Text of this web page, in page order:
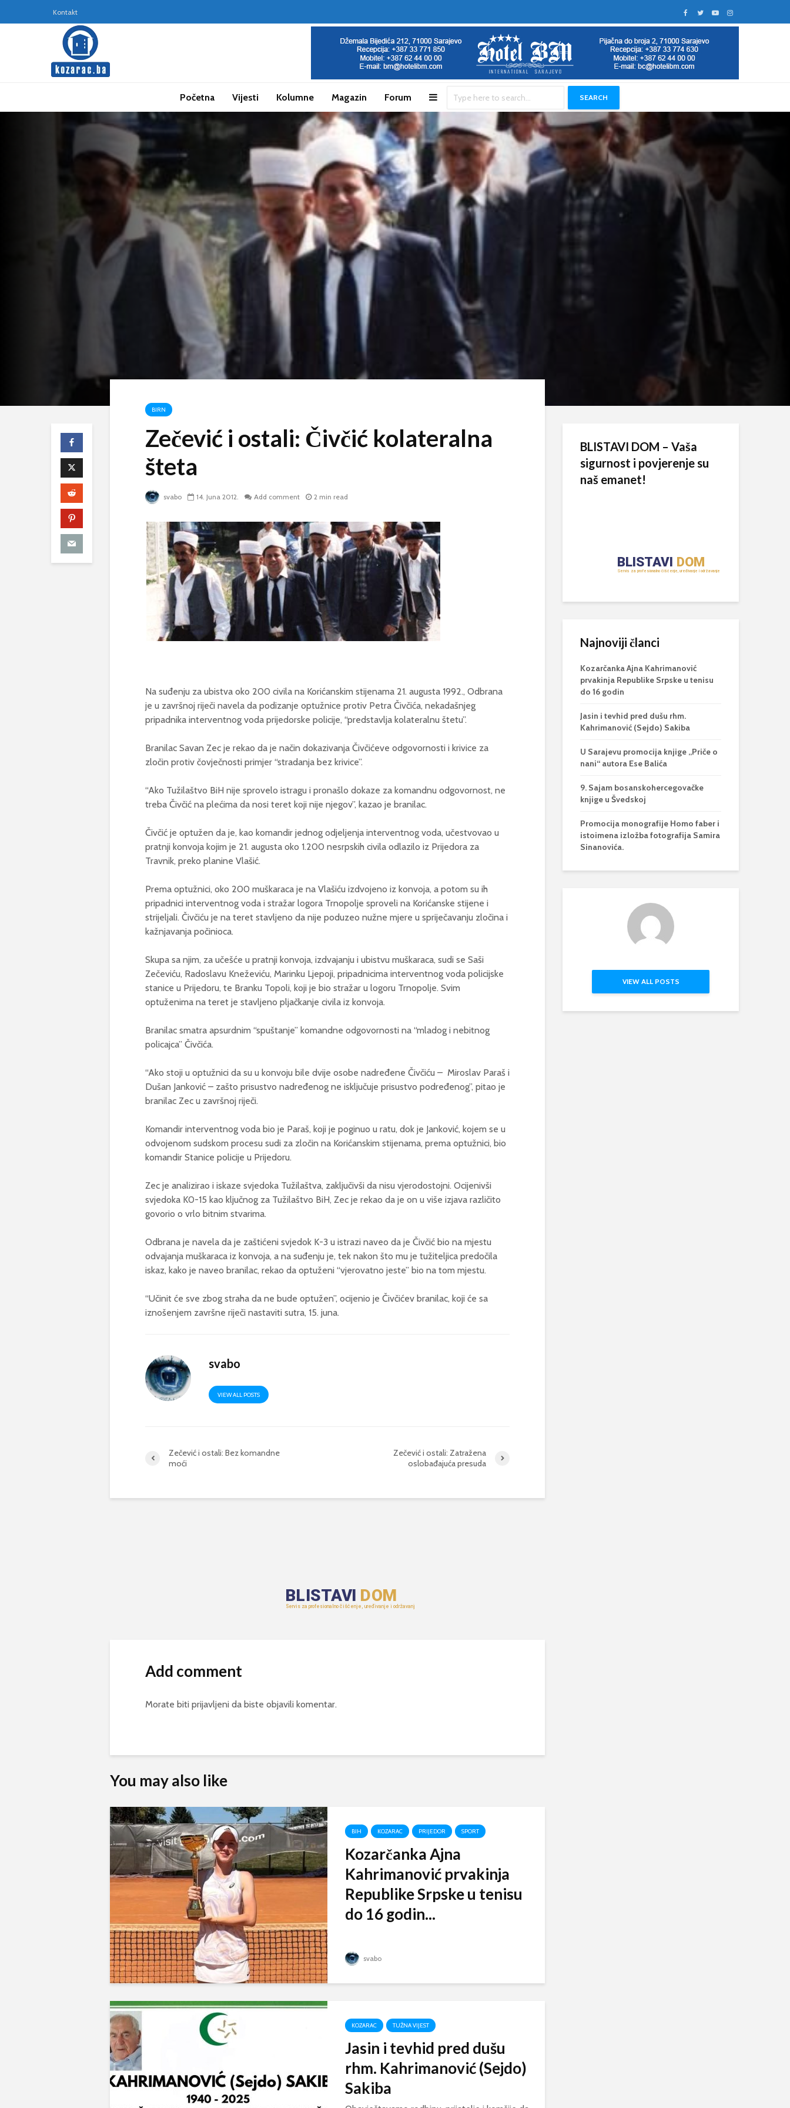
Kontakt
Početna Vijesti Kolumne Magazin Forum SEARCH
BIRN
Zečević i ostali: Čivčić kolateralna
šteta
svabo 14. Juna 2012. Add comment 2 min read
Na suđenju za ubistva oko 200 civila na Korićanskim stijenama 21. augusta 1992., Odbrana
je u završnoj riječi navela da podizanje optužnice protiv Petra Čivčića, nekadašnjeg
pripadnika interventnog voda prijedorske policije, “predstavlja kolateralnu štetu”.
Branilac Savan Zec je rekao da je način dokazivanja Čivčićeve odgovornosti i krivice za
zločin protiv čovječnosti primjer “stradanja bez krivice”.
“Ako Tužilaštvo BiH nije sprovelo istragu i pronašlo dokaze za komandnu odgovornost, ne
treba Čivčić na plećima da nosi teret koji nije njegov”, kazao je branilac.
Čivčić je optužen da je, kao komandir jednog odjeljenja interventnog voda, učestvovao u
pratnji konvoja kojim je 21. augusta oko 1.200 nesrpskih civila odlazilo iz Prijedora za
Travnik, preko planine Vlašić.
Prema optužnici, oko 200 muškaraca je na Vlašiću izdvojeno iz konvoja, a potom su ih
pripadnici interventnog voda i stražar logora Trnopolje sproveli na Korićanske stijene i
strijeljali. Čivčiću je na teret stavljeno da nije poduzeo nužne mjere u spriječavanju zločina i
kažnjavanja počinioca.
Skupa sa njim, za učešće u pratnji konvoja, izdvajanju i ubistvu muškaraca, sudi se Saši
Zečeviću, Radoslavu Kneževiću, Marinku Ljepoji, pripadnicima interventnog voda policijske
stanice u Prijedoru, te Branku Topoli, koji je bio stražar u logoru Trnopolje. Svim
optuženima na teret je stavljeno pljačkanje civila iz konvoja.
Branilac smatra apsurdnim “spuštanje” komandne odgovornosti na “mladog i nebitnog
policajca” Čivčića.
“Ako stoji u optužnici da su u konvoju bile dvije osobe nadređene Čivčiću – Miroslav Paraš i
Dušan Janković – zašto prisustvo nadređenog ne isključuje prisustvo podređenog”, pitao je
branilac Zec u završnoj riječi.
Komandir interventnog voda bio je Paraš, koji je poginuo u ratu, dok je Janković, kojem se u
odvojenom sudskom procesu sudi za zločin na Korićanskim stijenama, prema optužnici, bio
komandir Stanice policije u Prijedoru.
Zec je analizirao i iskaze svjedoka Tužilaštva, zaključivši da nisu vjerodostojni. Ocijenivši
svjedoka K0-15 kao ključnog za Tužilaštvo BiH, Zec je rekao da je on u više izjava različito
govorio o vrlo bitnim stvarima.
Odbrana je navela da je zaštićeni svjedok K-3 u istrazi naveo da je Čivčić bio na mjestu
odvajanja muškaraca iz konvoja, a na suđenju je, tek nakon što mu je tužiteljica predočila
iskaz, kako je naveo branilac, rekao da optuženi “vjerovatno jeste” bio na tom mjestu.
“Učinit će sve zbog straha da ne bude optužen”, ocijenio je Čivčićev branilac, koji će sa
iznošenjem završne riječi nastaviti sutra, 15. juna.
svabo
VIEW ALL POSTS
Zečević i ostali: Bez komandne
moći
Zečević i ostali: Zatražena
oslobađajuća presuda
Add comment
Morate biti prijavljeni da biste objavili komentar.
You may also like
BIH KOZARAC PRIJEDOR SPORT
Kozarčanka Ajna
Kahrimanović prvakinja
Republike Srpske u tenisu
do 16 godin...
svabo
KOZARAC TUŽNA VIJEST
Jasin i tevhid pred dušu
rhm. Kahrimanović (Sejdo)
Sakiba
BLISTAVI DOM – Vaša
sigurnost i povjerenje su
naš emanet!
Najnoviji članci
Kozarčanka Ajna Kahrimanović
prvakinja Republike Srpske u tenisu
do 16 godin
Jasin i tevhid pred dušu rhm.
Kahrimanović (Sejdo) Sakiba
U Sarajevu promocija knjige „Priče o
nani“ autora Ese Balića
9. Sajam bosanskohercegovačke
knjige u Švedskoj
Promocija monografije Homo faber i
istoimena izložba fotografija Samira
Sinanovića.
VIEW ALL POSTS